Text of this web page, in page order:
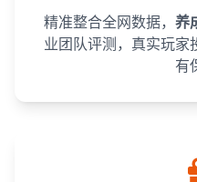
精准整合全网数据， 养
业团队评测，真实玩家
有